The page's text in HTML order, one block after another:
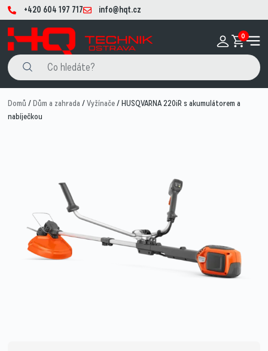
+420 604 197 717 info@hqt.cz
0
Domů /Dům a zahrada /Vyžínače/ HUSQVARNA 220iR s akumulátorem a
nabíječkou